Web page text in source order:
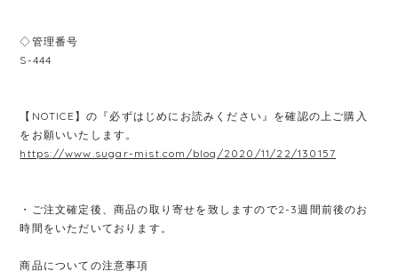
◇管理番号
S-444
【NOTICE】の『必ずはじめにお読みください』を確認の上ご購入
をお願いいたします。
https://www.sugar-mist.com/blog/2020/11/22/130157
・ご注文確定後、商品の取り寄せを致しますので2-3週間前後のお
時間をいただいております。
商品についての注意事項